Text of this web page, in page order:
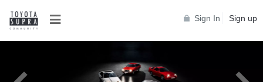
Sign In Sign up